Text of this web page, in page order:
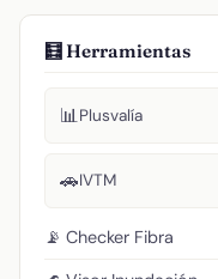
🧮 Herramientas
📊Plusvalía
🚗IVTM
📡 Checker Fibra